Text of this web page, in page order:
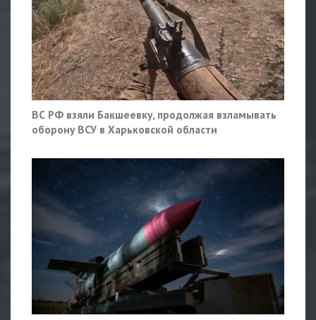
ВС РФ взяли Бакшеевку, продолжая взламывать
оборону ВСУ в Харьковской области